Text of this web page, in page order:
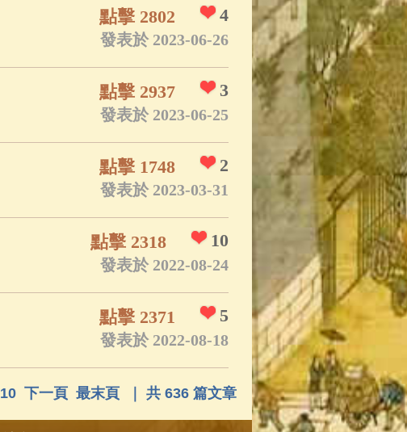
4
點擊 2802
發表於 2023-06-26
3
點擊 2937
發表於 2023-06-25
2
點擊 1748
發表於 2023-03-31
10
點擊 2318
發表於 2022-08-24
5
點擊 2371
發表於 2022-08-18
10 下一頁 最末頁 ｜ 共 636 篇文章